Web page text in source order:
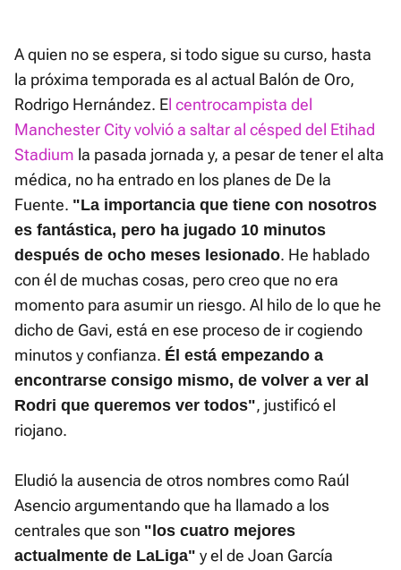
A quien no se espera, si todo sigue su curso, hasta
la próxima temporada es al actual Balón de Oro,
Rodrigo Hernández. El centrocampista del
Manchester City volvió a saltar al césped del Etihad
Stadium la pasada jornada y, a pesar de tener el alta
médica, no ha entrado en los planes de De la
Fuente. "La importancia que tiene con nosotros
es fantástica, pero ha jugado 10 minutos
después de ocho meses lesionado. He hablado
con él de muchas cosas, pero creo que no era
momento para asumir un riesgo. Al hilo de lo que he
dicho de Gavi, está en ese proceso de ir cogiendo
minutos y confianza. Él está empezando a
encontrarse consigo mismo, de volver a ver al
Rodri que queremos ver todos", justificó el
riojano.
Eludió la ausencia de otros nombres como Raúl
Asencio argumentando que ha llamado a los
centrales que son "los cuatro mejores
actualmente de LaLiga" y el de Joan García